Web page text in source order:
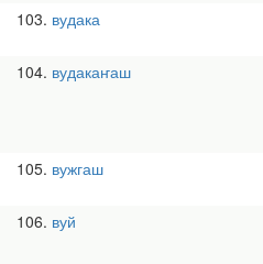
103 вудака
104 вудакаҥаш
105 вужгаш
106 вуй